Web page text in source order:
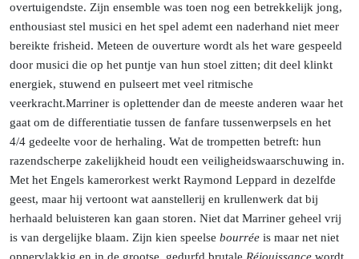
overtuigendste. Zijn ensemble was toen nog een betrekkelijk jong,
enthousiast stel musici en het spel ademt een naderhand niet meer
bereikte frisheid. Meteen de ouverture wordt als het ware gespeeld
door musici die op het puntje van hun stoel zitten; dit deel klinkt
energiek, stuwend en pulseert met veel ritmische
veerkracht.Marriner is oplettender dan de meeste anderen waar het
gaat om de differentiatie tussen de fanfare tussenwerpsels en het
4/4 gedeelte voor de herhaling. Wat de trompetten betreft: hun
razendscherpe zakelijkheid houdt een veiligheidswaarschuwing in.
Met het Engels kamerorkest werkt Raymond Leppard in dezelfde
geest, maar hij vertoont wat aanstellerij en krullenwerk dat bij
herhaald beluisteren kan gaan storen. Niet dat Marriner geheel vrij
is van dergelijke blaam. Zijn kien speelse bourrée is maar net niet